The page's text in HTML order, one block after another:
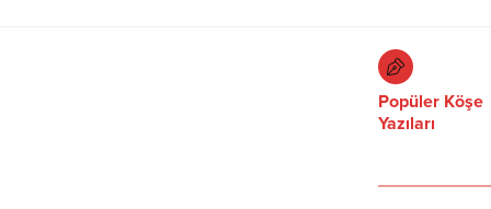
Popüler Köşe
Yazıları